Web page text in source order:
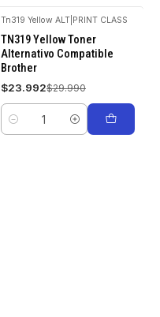
-20%
OFF
Tn319 Yellow ALT PRINT CLASS
TN319 Yellow Toner
Alternativo Compatible
Brother
$23.992$29.990
Cantidad